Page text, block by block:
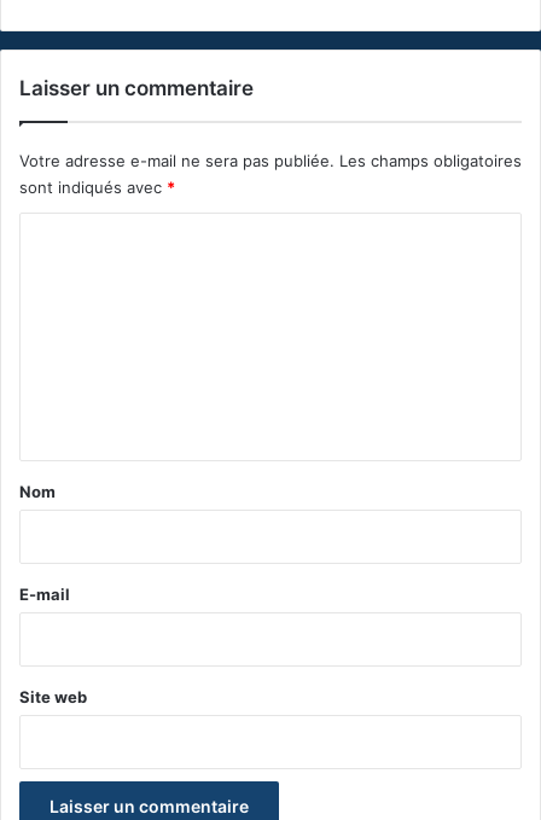
Laisser un commentaire
Votre adresse e-mail ne sera pas publiée. Les champs obligatoires
sont indiqués avec *
a
e
Nom
E-mail
Site web